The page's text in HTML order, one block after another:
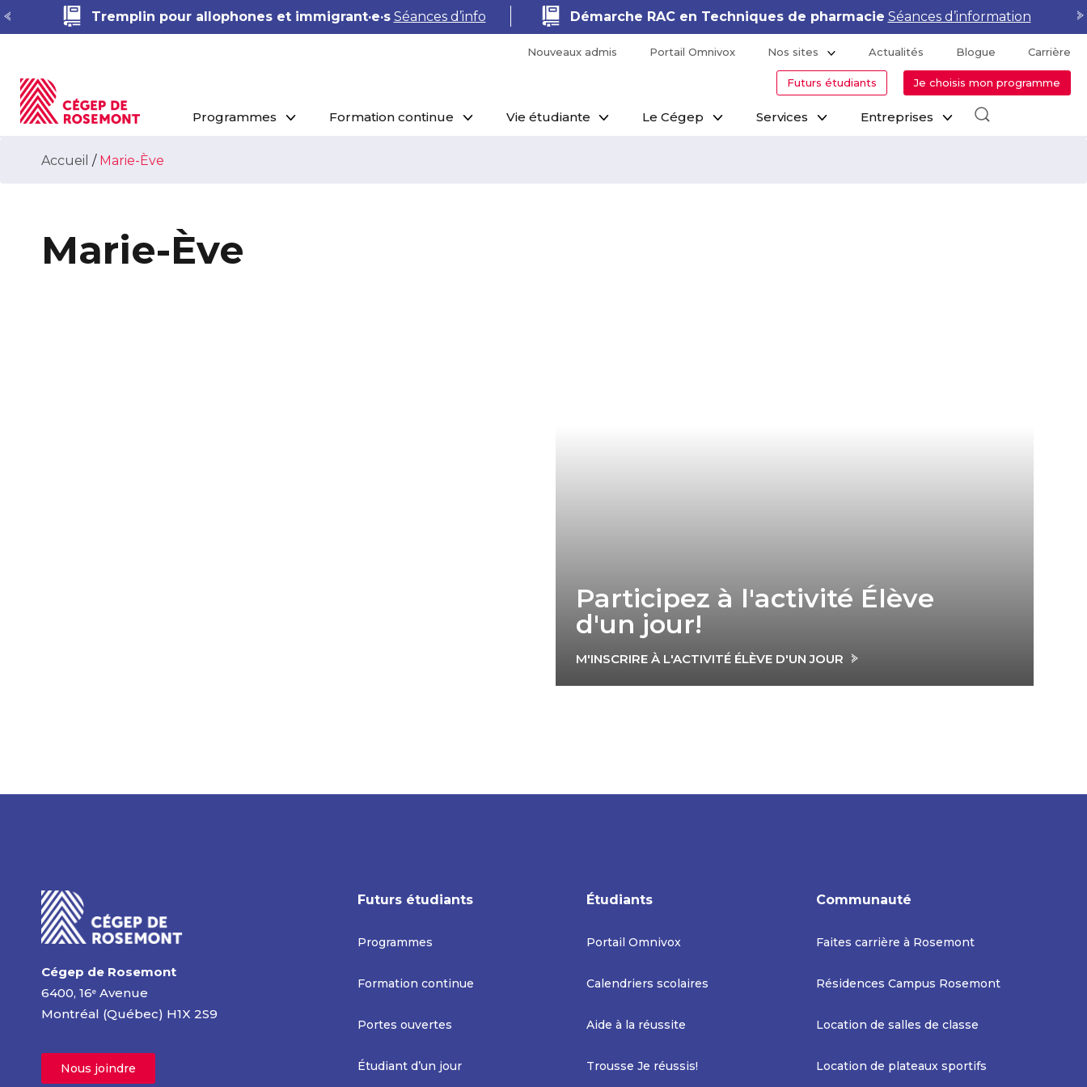
Tremplin pour allophones et immigrant·e·s Séances d’info Démarche RAC en Techniques de pharmacie Séances d’information
Nouveaux admis Portail Omnivox Nos sites Actualités Blogue Carrière
Futurs étudiants Je choisis mon programme
Programmes Formation continue Vie étudiante Le Cégep Services Entreprises
Accueil / Marie-Ève
Marie-Ève
Participez à l'activité Élève
d'un jour!
M'INSCRIRE À L'ACTIVITÉ ÉLÈVE D'UN JOUR
Cégep de Rosemont
6400, 16e Avenue
Montréal (Québec) H1X 2S9
Nous joindre
Futurs étudiants
Programmes
Formation continue
Portes ouvertes
Étudiant d’un jour
Étudiants
Portail Omnivox
Calendriers scolaires
Aide à la réussite
Trousse Je réussis!
Communauté
Faites carrière à Rosemont
Résidences Campus Rosemont
Location de salles de classe
Location de plateaux sportifs